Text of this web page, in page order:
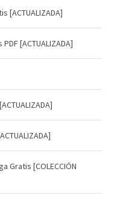
[ACTUALIZADA]
[ACTUALIZADA]
Gratis [COLECCIÓN